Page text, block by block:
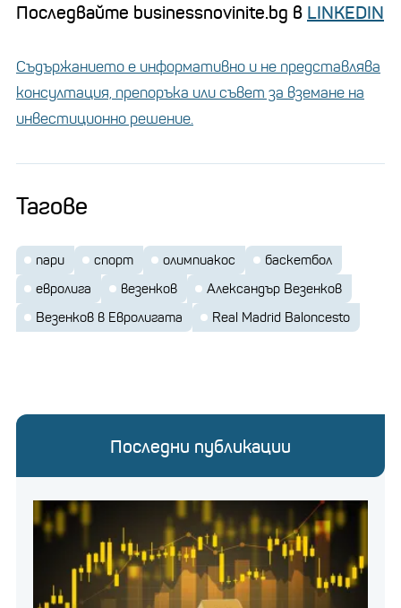
Последвайте businessnovinite.bg в LINKEDIN
Съдържанието е информативно и не представлява
консултация, препоръка или съвет за вземане на
инвестиционно решение.
Тагове
пари спорт олимпиакос
баскетбол
евролига
везенков
Александър Везенков
Везенков в Евролигата
Real Madrid Baloncesto
Последни публикации